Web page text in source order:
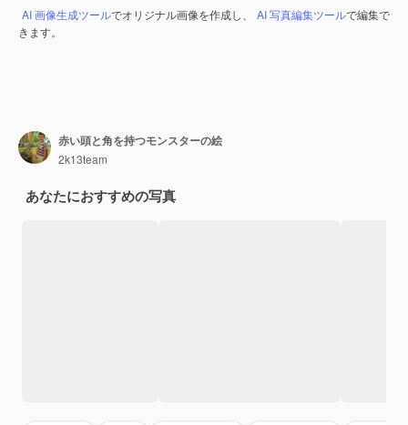
AI 画像生成ツールでオリジナル画像を作成し、 AI 写真編集ツールで編集で
きます。
赤い頭と角を持つモンスターの絵
2k13team
あなたにおすすめの写真